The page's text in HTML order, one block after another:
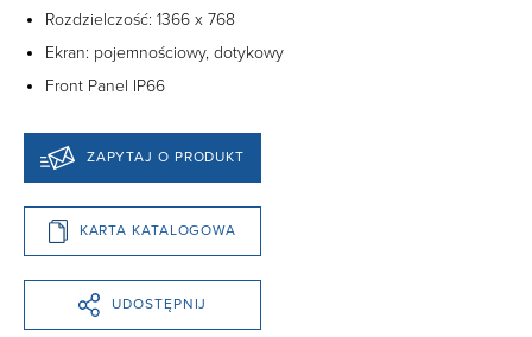
Rozdzielczość: 1366 x 768
Ekran: pojemnościowy, dotykowy
Front Panel IP66
ZAPYTAJ O PRODUKT
KARTA KATALOGOWA
UDOSTĘPNIJ